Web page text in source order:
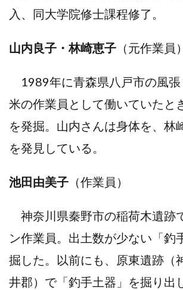
入、同大学院修士課程修了。
山内良子・林崎恵子 （元作業員）
1989年に青森県八戸市の風張
米の作業員として働いていたと
を発掘。山内さんは身体を、林
を発見している。
池田由美子 （作業員）
神奈川県秦野市の稲荷木遺跡
ン作業員。出土数が少ない「釣
掘した。以前にも、原東遺跡（
井郡）で「釣手土器」を掘り出